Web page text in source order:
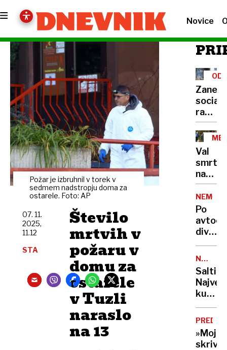
Novice
Požar je izbruhnil v torek v
sedmem nadstropju doma za
ostarele. Foto: AP
Število
mrtvih v
požaru v
domu za
ostarele
v Tuzli
naraslo
na 13
07. 11.
2025,
11.12
STA
razmer
Romov
se
nam
je
vrnilo
kot
Val
prisilil
da
Po
divjala
s
140
km/h
in
vmes
KOSILO
Rima,
ki jo
je
»Moja